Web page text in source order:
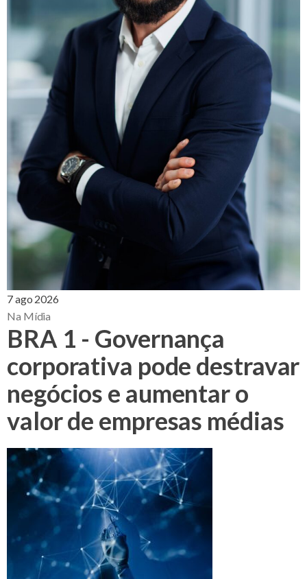
7 ago 2026
Na Mídia
BRA 1 - Governança
corporativa pode destravar
negócios e aumentar o
valor de empresas médias